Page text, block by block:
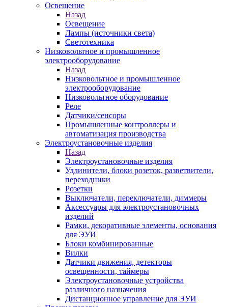
Освещение
Назад
Освещение
Лампы (источники света)
Светотехника
Низковольтное и промышленное
электрооборудование
Назад
Низковольтное и промышленное
электрооборудование
Низковольтное оборудование
Реле
Датчики/сенсоры
Промышленные контроллеры и
автоматизация производства
Электроустановочные изделия
Назад
Электроустановочные изделия
Удлинители, блоки розеток, разветвители,
переходники
Розетки
Выключатели, переключатели, диммеры
Аксессуары для электроустановочных
изделий
Рамки, декоративные элементы, основания
для ЭУИ
Блоки комбинированные
Вилки
Датчики движения, детекторы
освещенности, таймеры
Электроустановочные устройства
различного назначения
Дистанционное управление для ЭУИ